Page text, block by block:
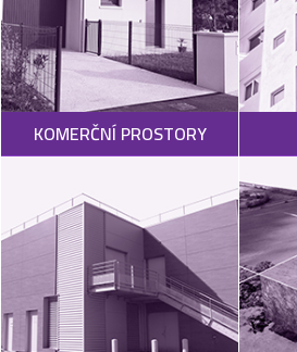
KOMERČNÍ PROSTORY
NABÍDNOUT
NEMOVITOST
POPTAT
NEMOVITOST
VÝKUP
NEMOVITOSTÍ
SPONZORUJEME
NÁŠ ČASOPIS